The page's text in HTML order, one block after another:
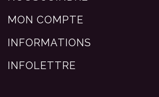
MON COMPTE
INFORMATIONS
INFOLETTRE